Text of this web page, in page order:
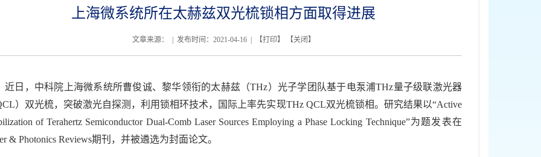
上海微系统所在太赫兹双光梳锁相方面取得进展
文章来源： | 发布时间：2021-04-16 | 【打印】 【关闭 】
，中科院上海微系统所曹俊诚、黎华领衔的太赫兹（THz）光子学团队基于电泵浦THz量子级联激光器
）双光梳，突破激光自探测，利用锁相环技术，国际上率先实现THz QCL双光梳锁相。研究结果以“Active
of Terahertz Semiconductor Dual‐Comb Laser Sources Employing a Phase Locking Technique”为题发表在
& Photonics Reviews期刊，并被遴选为封面论文。